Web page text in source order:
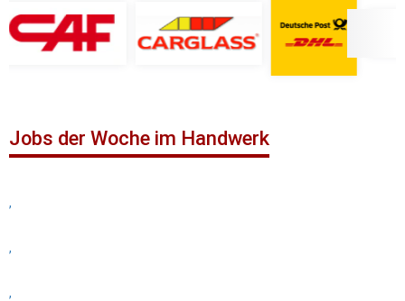
Jobs der Woche im Handwerk
,
,
,